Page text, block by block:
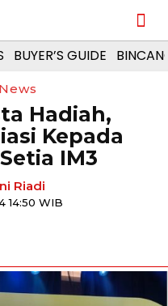
BUYER’S GUIDE
News
Hadiah,
Kepada
IM3
Riadi
14:50 WIB